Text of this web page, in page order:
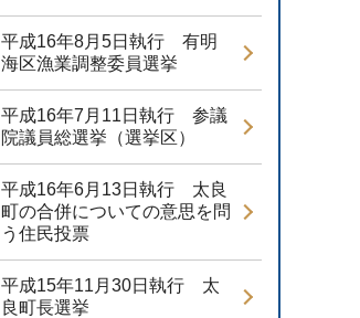
平成16年8月5日執行 有明
海区漁業調整委員選挙
平成16年7月11日執行 参議
院議員総選挙（選挙区）
平成16年6月13日執行 太良
町の合併についての意思を問
う住民投票
平成15年11月30日執行 太
良町長選挙